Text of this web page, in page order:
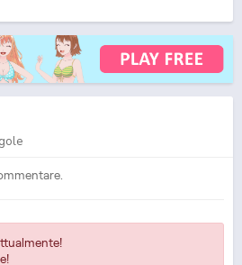
- The Journey of Elaina Streaming SUB ITA - The
- The Journey of Elaina Streaming ITA - The
Journey of Elaina Streaming & Download SUB
& Download ITA - The Journey of Elaina Fansub
Episodi SUB ITA - The Journey of Elaina
Journey of Elaina SUB ITA - Lista Episodi The
Streaming Episodio
1